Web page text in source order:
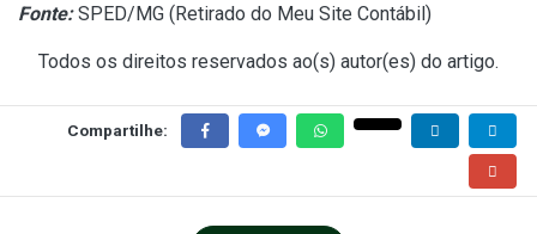
Fonte:SPED/MG (Retirado do Meu Site Contábil)
Todos os direitos reservados ao(s) autor(es) do artigo.
Compartilhe: